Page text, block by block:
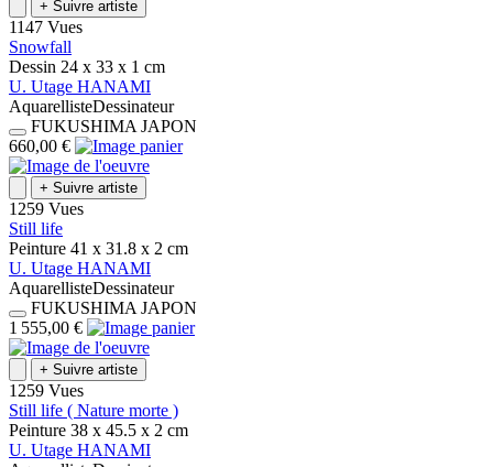
+ Suivre artiste
1147 Vues
Snowfall
Dessin 24 x 33 x 1 cm
U. Utage HANAMI
AquarellisteDessinateur
FUKUSHIMA JAPON
660,00 €
+ Suivre artiste
1259 Vues
Still life
Peinture 41 x 31.8 x 2 cm
U. Utage HANAMI
AquarellisteDessinateur
FUKUSHIMA JAPON
1 555,00 €
+ Suivre artiste
1259 Vues
Still life ( Nature morte )
Peinture 38 x 45.5 x 2 cm
U. Utage HANAMI